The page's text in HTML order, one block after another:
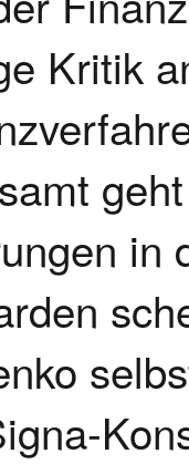
Kritik
in